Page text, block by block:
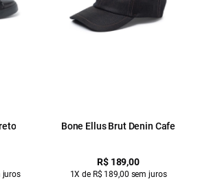
juros
Bone Ellus Brut Denin Cafe
R$ 189,00
1X de R$ 189,00 sem juros